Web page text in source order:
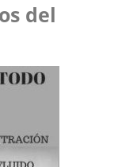
del